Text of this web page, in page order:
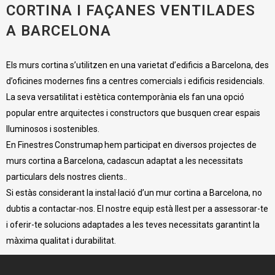
CORTINA I FAÇANES VENTILADES
A BARCELONA
Els murs cortina s’utilitzen en una varietat d’edificis a Barcelona, des
d’oficines modernes fins a centres comercials i edificis residencials.
La seva versatilitat i estètica contemporània els fan una opció
popular entre arquitectes i constructors que busquen crear espais
lluminosos i sostenibles.
En Finestres Construmap hem participat en diversos projectes de
murs cortina a Barcelona, cadascun adaptat a les necessitats
particulars dels nostres clients..
Si estàs considerant la instal·lació d’un mur cortina a Barcelona, no
dubtis a contactar-nos. El nostre equip està llest per a assessorar-te
i oferir-te solucions adaptades a les teves necessitats garantint la
màxima qualitat i durabilitat.